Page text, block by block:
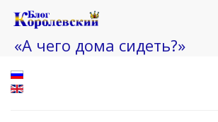
«А чего дома сидеть?»